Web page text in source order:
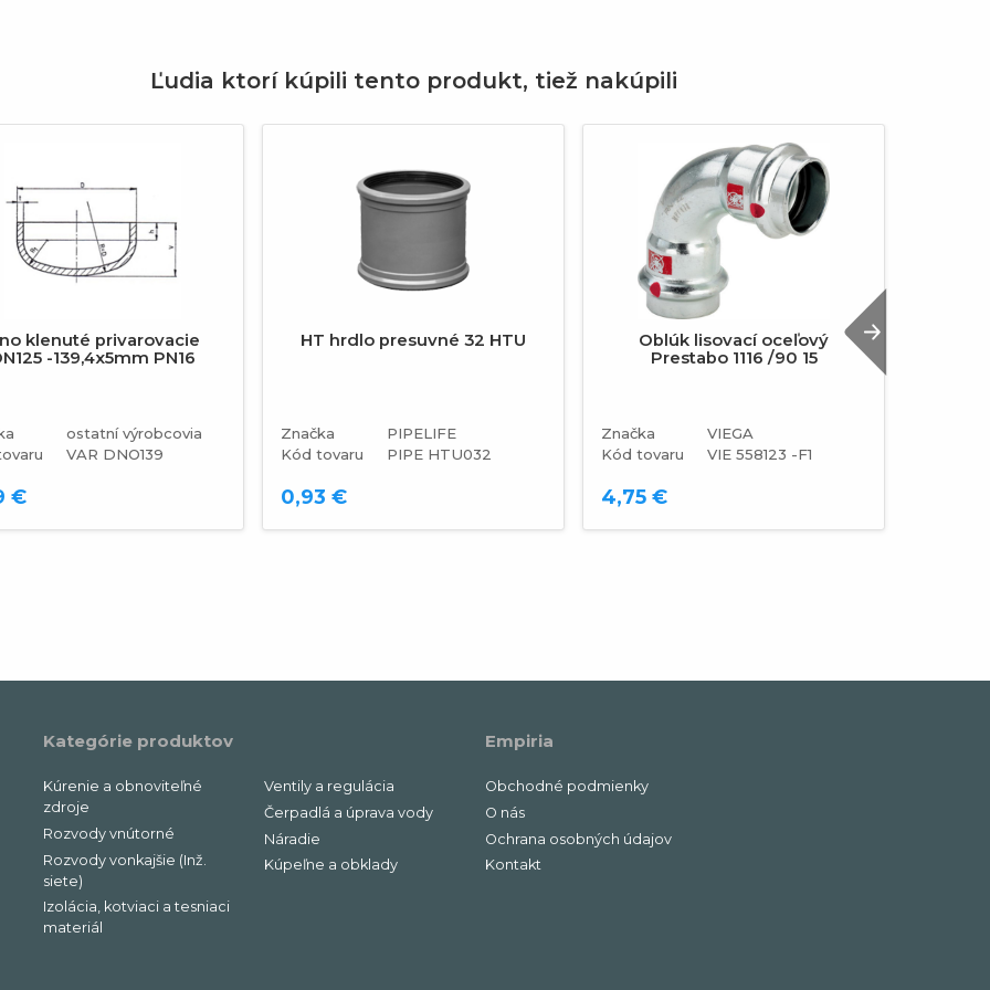
Ľudia ktorí kúpili tento produkt, tiež nakúpili
klenuté privarovacie
-139,4x5mm PN16
ostatní výrobcovia
VAR DNO139
€
HT hrdlo presuvné 32 HTU
Značka
PIPELIFE
Kód tovaru
PIPE HTU032
0,93 €
Oblúk lisovací oceľový
Prestabo 1116 /90 15
Značka
VIEGA
Kód tovaru
VIE 558123 -F1
4,75 €
Kategórie produktov
Kúrenie a obnoviteľné
zdroje
Rozvody vnútorné
Rozvody vonkajšie (Inž.
siete)
Izolácia, kotviaci a tesniaci
materiál
Ventily a regulácia
Čerpadlá a úprava vody
Náradie
Kúpeľne a obklady
Empiria
Obchodné podmienky
O nás
Ochrana osobných údajov
Kontakt